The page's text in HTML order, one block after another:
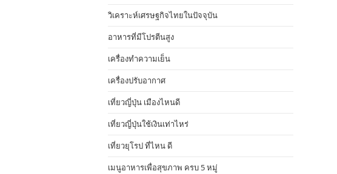
วิเคราะห์เศรษฐกิจไทยในปัจจุบัน
อาหารที่มีโปรตีนสูง
เครื่องทำความเย็น
เครื่องปรับอากาศ
เที่ยวญี่ปุ่น เมืองไหนดี
เที่ยวญี่ปุ่นใช้เงินเท่าไหร่
เที่ยวยุโรป ที่ไหน ดี
เมนูอาหารเพื่อสุขภาพ ครบ 5 หมู่